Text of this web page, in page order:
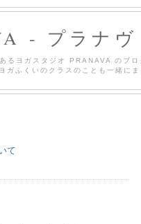
- プラナ
るヨガスタジオ PRANAVA のブロ
ガふくいのクラスのことも一緒に
て